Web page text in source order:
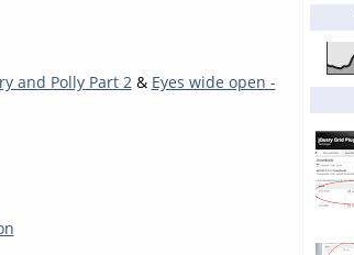
and Polly Part 2 & Eyes wide open -